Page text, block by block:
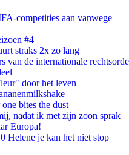
competities aan vanwege
#4
straks 2x zo lang
van de internationale rechtsorde
door het leven
bites the dust
nadat ik met zijn zoon sprak
Europa!
Helene je kan het niet stop